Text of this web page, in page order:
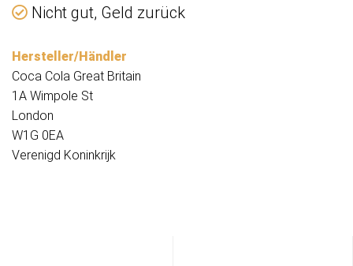
Nicht gut, Geld zurück
Hersteller/Händler
Coca Cola Great Britain
1A Wimpole St
London
W1G 0EA
Verenigd Koninkrijk